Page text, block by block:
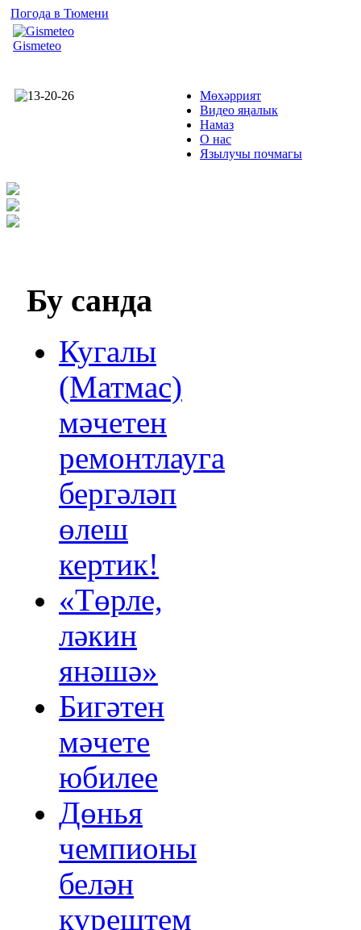
Погода в Тюмени
Gismeteo
Мөхәррият
Видео яңалык
Намаз
О нас
Язылучы почмагы
Бу санда
Кугалы
(Матмас)
мәчетен
ремонтлауга
бергәләп
өлеш
кертик!
«Төрле,
ләкин
янәшә»
Бигәтен
мәчете
юбилее
Дөнья
чемпионы
белән
күрештем